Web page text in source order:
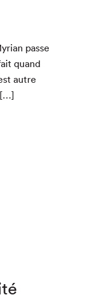
passe
quand
autre
[…]